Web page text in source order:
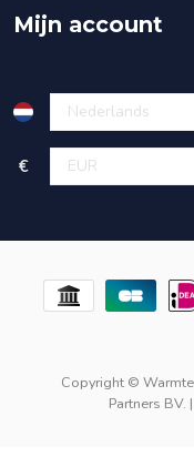
Mijn account
€
Copyright ©
Partners BV.